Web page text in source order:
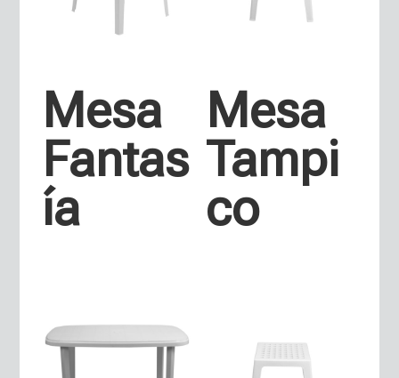
Mesa
Fantas
ía
Mesa
Tampi
co